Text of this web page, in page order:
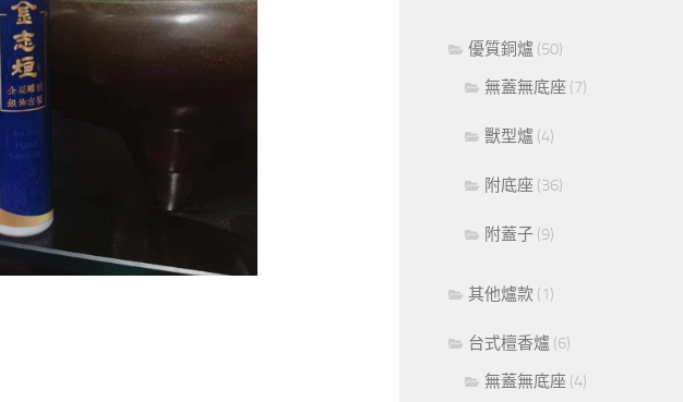
優質銅爐 (50)
無蓋無底座 (7)
獸型爐 (4)
附底座 (36)
附蓋子 (9)
其他爐款 (1)
台式檀香爐 (6)
無蓋無底座 (4)